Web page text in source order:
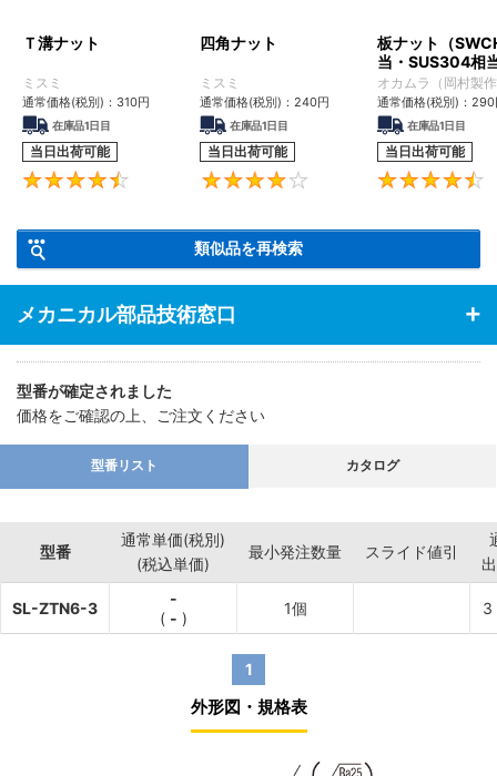
程
■ご留意事項
洗浄を行うことで、防錆を目的とした油分も一緒に除去されるた
め、未洗浄品に比べ錆びやすくなる場合があります。
適用場所や保管環境には十分ご注意くださいますようお願いいたし
ます。
Ｔ溝ナット
ミスミ
通常価格(税別)： 310円
在庫品1日目
当日出荷可能
4.5
四角ナット
ミスミ
通常価格(税別)： 240円
在庫品1日目
当日出荷可能
4.2
板ナット（
当・SUS304相
オカムラ（岡村製
通常価格(税別)： 290
在庫品1日目
当日出荷可能
類似品を再検索
メカニカル部品技術窓口
型番が確定されました
価格をご確認の上、ご注文ください
型番リスト カタログ
型番
通常単価(税別)
(税込単価)
最小発注数量 スライド値引
SL-ZTN6-3
-
( - )
1個 3
1
外形図・規格表